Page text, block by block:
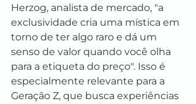
Herzog, analista de mercado, "a
exclusividade cria uma mística em
torno de ter algo raro e dá um
senso de valor quando você olha
para a etiqueta do preço". Isso é
especialmente relevante para a
Geração Z, que busca experiências